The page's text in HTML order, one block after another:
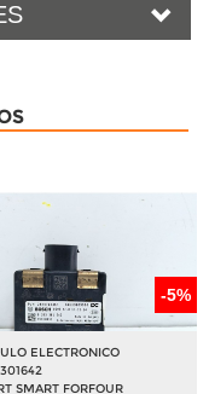
-5%
ELECTRONICO
SMART FORFOUR